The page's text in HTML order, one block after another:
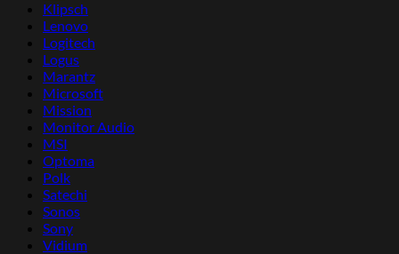
Klipsch
Lenovo
Logitech
Logus
Marantz
Microsoft
Mission
Monitor Audio
MSI
Optoma
Polk
Satechi
Sonos
Sony
Vidium